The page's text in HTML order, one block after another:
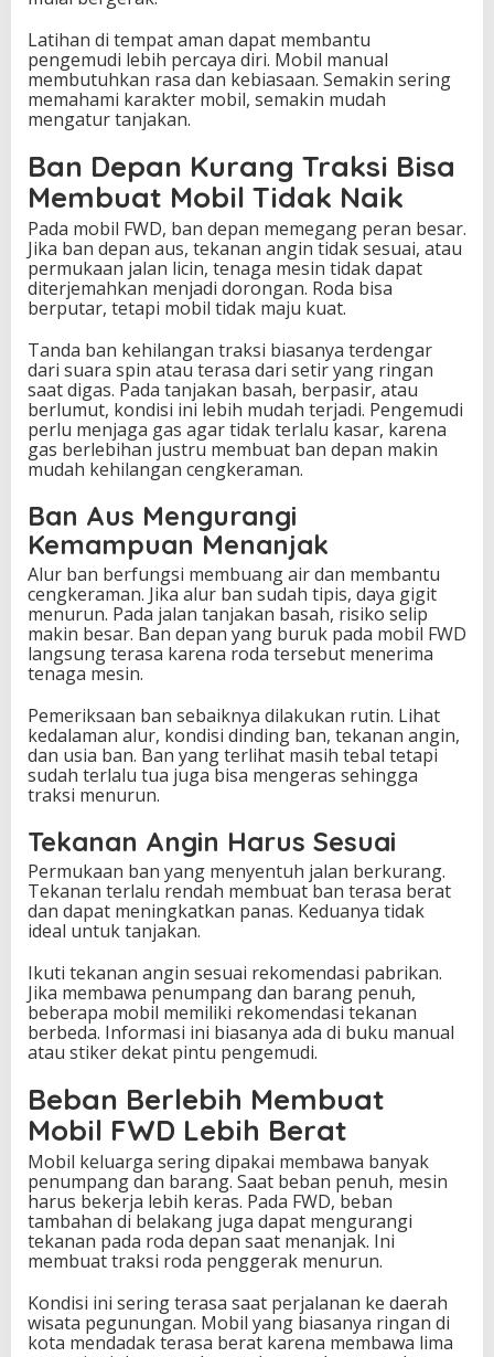
Latihan di tempat aman dapat membantu
pengemudi lebih percaya diri. Mobil manual
membutuhkan rasa dan kebiasaan. Semakin sering
memahami karakter mobil, semakin mudah
mengatur tanjakan.
Ban Depan Kurang Traksi Bisa
Membuat Mobil Tidak Naik
Pada mobil FWD, ban depan memegang peran besar.
Jika ban depan aus, tekanan angin tidak sesuai, atau
permukaan jalan licin, tenaga mesin tidak dapat
diterjemahkan menjadi dorongan. Roda bisa
berputar, tetapi mobil tidak maju kuat.
Tanda ban kehilangan traksi biasanya terdengar
dari suara spin atau terasa dari setir yang ringan
saat digas. Pada tanjakan basah, berpasir, atau
berlumut, kondisi ini lebih mudah terjadi. Pengemudi
perlu menjaga gas agar tidak terlalu kasar, karena
gas berlebihan justru membuat ban depan makin
mudah kehilangan cengkeraman.
Ban Aus Mengurangi
Kemampuan Menanjak
Alur ban berfungsi membuang air dan membantu
cengkeraman. Jika alur ban sudah tipis, daya gigit
menurun. Pada jalan tanjakan basah, risiko selip
makin besar. Ban depan yang buruk pada mobil FWD
langsung terasa karena roda tersebut menerima
tenaga mesin.
Pemeriksaan ban sebaiknya dilakukan rutin. Lihat
kedalaman alur, kondisi dinding ban, tekanan angin,
dan usia ban. Ban yang terlihat masih tebal tetapi
sudah terlalu tua juga bisa mengeras sehingga
traksi menurun.
Tekanan Angin Harus Sesuai
Permukaan ban yang menyentuh jalan berkurang.
Tekanan terlalu rendah membuat ban terasa berat
dan dapat meningkatkan panas. Keduanya tidak
ideal untuk tanjakan.
Ikuti tekanan angin sesuai rekomendasi pabrikan.
Jika membawa penumpang dan barang penuh,
beberapa mobil memiliki rekomendasi tekanan
berbeda. Informasi ini biasanya ada di buku manual
atau stiker dekat pintu pengemudi.
Beban Berlebih Membuat
Mobil FWD Lebih Berat
Mobil keluarga sering dipakai membawa banyak
penumpang dan barang. Saat beban penuh, mesin
harus bekerja lebih keras. Pada FWD, beban
tambahan di belakang juga dapat mengurangi
tekanan pada roda depan saat menanjak. Ini
membuat traksi roda penggerak menurun.
Kondisi ini sering terasa saat perjalanan ke daerah
wisata pegunungan. Mobil yang biasanya ringan di
kota mendadak terasa berat karena membawa lima